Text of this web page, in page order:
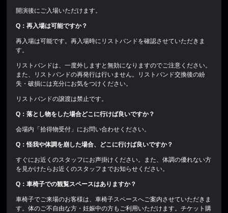
開演後にご入場いただけます。
Q ：再入場は可能ですか？
再入場は可能です。再入場時にリストバンドを確認させていただきま
す。
リストバンドは、一度外しますと無効になりますのでご注意ください。
また、リストバンドの再発行は行いません。リストバンド交換後の紛
失・破損には充分にお気をつけください。
リストバンドの譲渡は禁止です。
Q ：落とし物をした場合どこに行けば良いですか？
会場内「拾得物受付」にお問い合わせください。
Q ：怪我や体調を崩した場合、どこに行けば良いですか？
すぐにお近くのスタッフにお声掛けください。また、体調の優れない方
を見かけたらお近くのスタッフまでお知らせください。
Q ：車椅子での観覧スペースはありますか？
車椅子でご来場のお客様は、車椅子スペースへご案内させていただきま
す。体のご不自由な方・妊娠中の方もご利用いただけます。チケット購